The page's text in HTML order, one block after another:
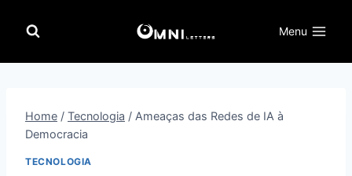
para
Menu
Home / Tecnologia / Ameaças das Redes de IA à
Democracia
TECNOLOGIA